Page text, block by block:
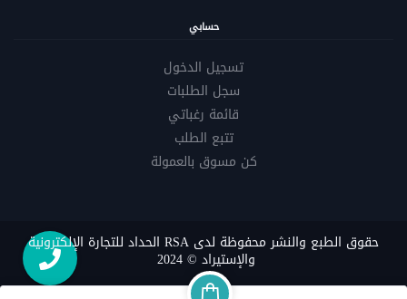
حسابي
تسجيل الدخول
سجل الطلبات
قائمة رغباتي
تتبع الطلب
كن مسوق بالعمولة
حقوق الطبع والنشر محفوظة لدى RSA الحداد للتجارة الإلكترونية
والإستيراد © 2024